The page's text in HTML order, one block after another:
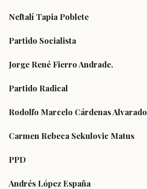
Neftalí Tapia Poblete
Partido Socialista
Jorge René Fierro Andrade.
Partido Radical
Rodolfo Marcelo Cárdenas Alvarado
Carmen Rebeca Sekulovic Matus
PPD
Andrés López España